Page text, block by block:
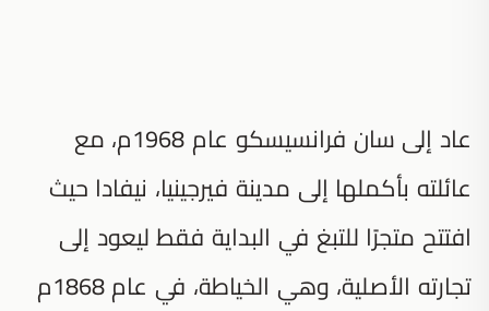
عاد إلى سان فرانسيسكو عام 1968م، مع
عائلته بأكملها إلى مدينة فيرجينيا، نيفادا حيث
افتتح متجرًا للتبغ في البداية فقط ليعود إلى
تجارته الأصلية، وهي الخياطة، في عام 1868م